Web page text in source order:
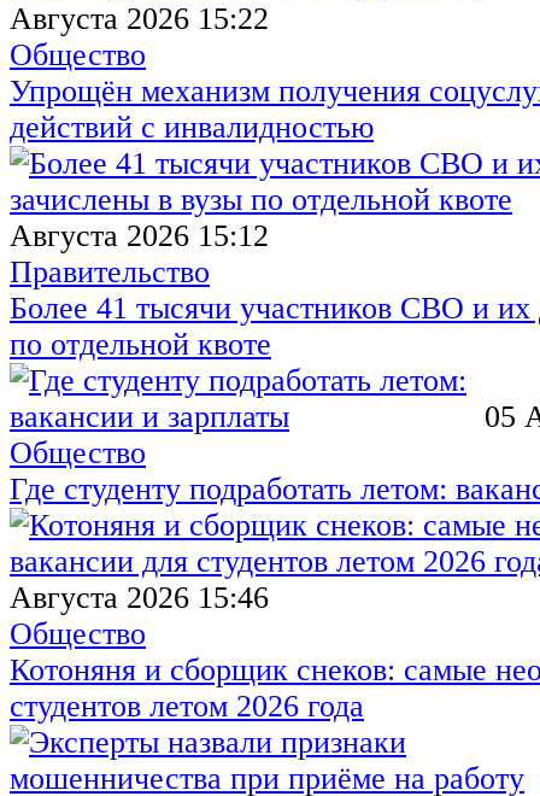
Августа 2026 15:22
Общество
Упрощён механизм получения
действий с инвалидностью
Августа 2026 15:12
Правительство
Более 41 тысячи участников СВО и их
по отдельной квоте
05
Общество
Где студенту подработать летом:
Августа 2026 15:46
Общество
Котоняня и сборщик снеков: самые
студентов летом 2026 года